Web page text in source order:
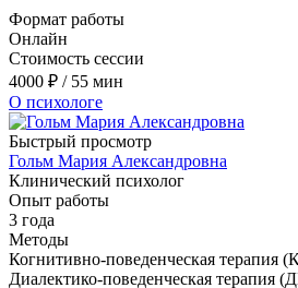
Формат работы
Онлайн
Стоимость сессии
4000 ₽ / 55 мин
О психологе
Быстрый просмотр
Гольм Мария Александровна
Клинический психолог
Опыт работы
3 года
Методы
Когнитивно-поведенческая терапия
Диалектико-поведенческая терапия